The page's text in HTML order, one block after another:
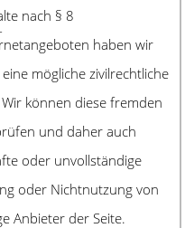
nach § 8
haben wir
mögliche zivilrechtliche
können diese fremden
und daher auch
oder unvollständige
oder Nichtnutzung von
Anbieter der Seite.